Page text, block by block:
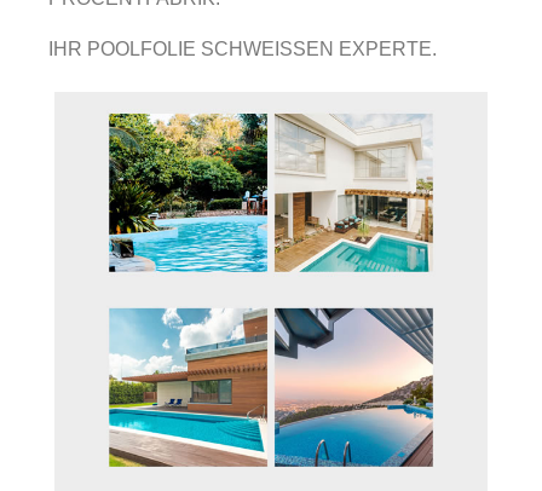
IHR POOLFOLIE SCHWEISSEN EXPERTE.